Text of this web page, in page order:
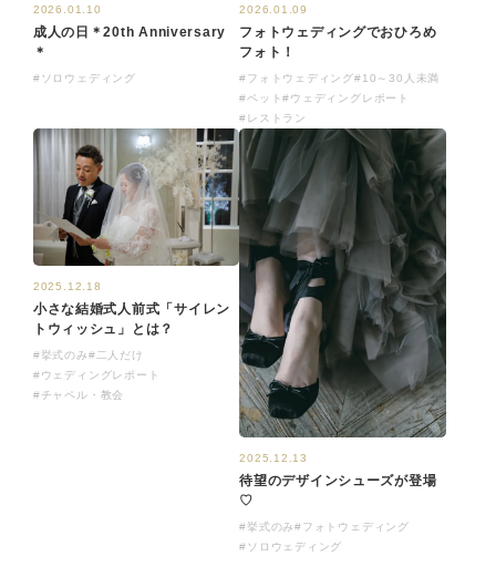
2026.01.10
成人の日＊20th Anniversary
＊
#ソロウェディング
2026.01.09
フォトウェディングでおひろめ
フォト！
#フォトウェディング#10～30人未満
#ペット#ウェディングレポート
#レストラン
2025.12.18
小さな結婚式人前式「サイレン
トウィッシュ」とは？
#挙式のみ#二人だけ
#ウェディングレポート
#チャペル・教会
2025.12.13
待望のデザインシューズが登場
♡
#挙式のみ#フォトウェディング
#ソロウェディング